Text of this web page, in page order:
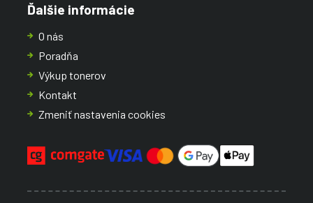
Ďalšie informácie
O nás
Poradňa
Výkup tonerov
Kontakt
Zmeniť nastavenia cookies